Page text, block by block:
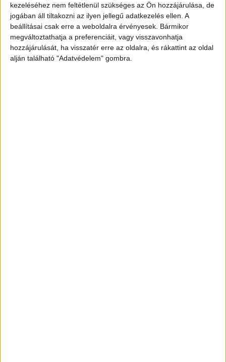
kezeléséhez nem feltétlenül szükséges az Ön hozzájárulása, de
jogában áll tiltakozni az ilyen jellegű adatkezelés ellen. A
beállításai csak erre a weboldalra érvényesek. Bármikor
megváltoztathatja a preferenciáit, vagy visszavonhatja
hozzájárulását, ha visszatér erre az oldalra, és rákattint az oldal
alján található "Adatvédelem" gombra.
CÍMKÉK A350-900 Lufthansa Nürnberg repülőgép